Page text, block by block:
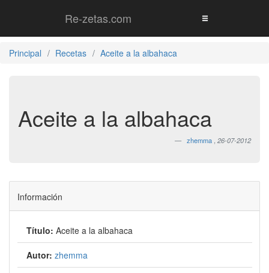
Re-zetas.com
Principal Recetas Aceite a la albahaca
Aceite a la albahaca
zhemma 26-07-2012
Información
Título: Aceite a la albahaca
Autor: zhemma